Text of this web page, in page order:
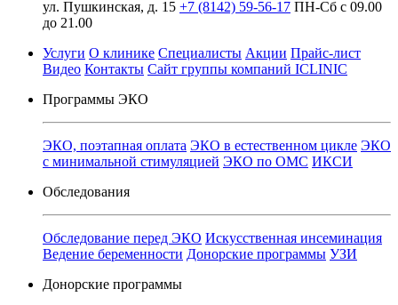
ул. Пушкинская, д. 15 +7 (8142) 59-56-17 ПН-Сб с 09.00
до 21.00
Услуги О клинике Специалисты Акции Прайс-лист
Видео Контакты Сайт группы компаний ICLINIC
Программы ЭКО
ЭКО, поэтапная оплата ЭКО в естественном цикле ЭКО
с минимальной стимуляцией ЭКО по ОМС ИКСИ
Обследования
Обследование перед ЭКО Искусственная инсеминация
Ведение беременности Донорские программы УЗИ
Донорские программы